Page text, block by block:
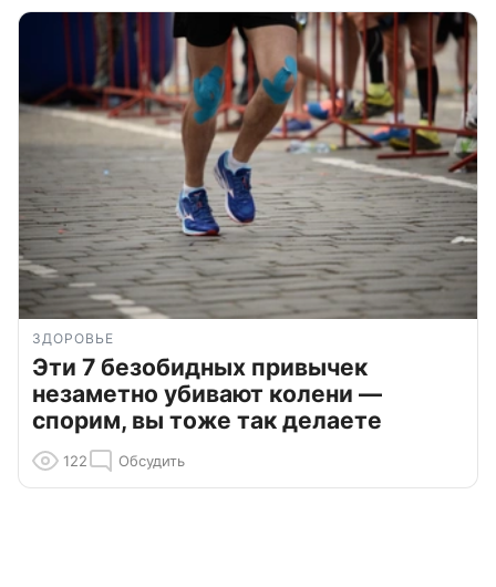
ЗДОРОВЬЕ
Эти 7 безобидных привычек
незаметно убивают колени —
спорим, вы тоже так делаете
122 Обсудить